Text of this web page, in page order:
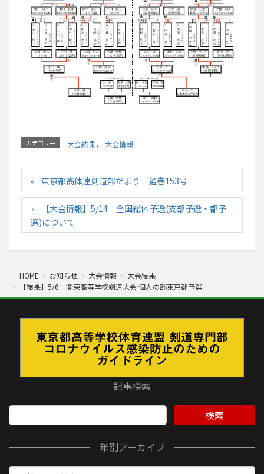
カテゴリー 大会結果、 大会情報
東京都高体連剣道部だより 通巻153号
【大会情報】5/14 全国総体予選(支部予選・都予
選)について
HOME お知らせ 大会情報
大会結果
【結果】5/6 関東高等学校剣道大会 個人の部東京都予選
記事検索
検索
年別アーカイブ